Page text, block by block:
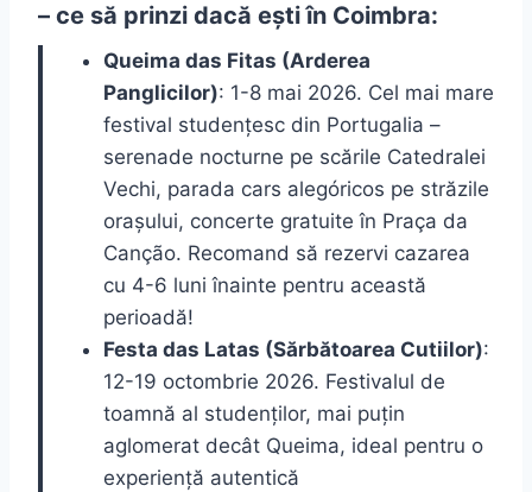
– ce să prinzi dacă ești în Coimbra:
Queima das Fitas (Arderea
Panglicilor): 1-8 mai 2026. Cel mai mare
festival studențesc din Portugalia –
serenade nocturne pe scările Catedralei
Vechi, parada cars alegóricos pe străzile
orașului, concerte gratuite în Praça da
Canção. Recomand să rezervi cazarea
cu 4-6 luni înainte pentru această
perioadă!
Festa das Latas (Sărbătoarea Cutiilor):
12-19 octombrie 2026. Festivalul de
toamnă al studenților, mai puțin
aglomerat decât Queima, ideal pentru o
experiență autentică